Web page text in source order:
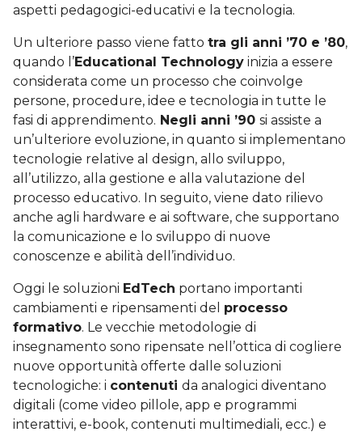
aspetti pedagogici-educativi e la tecnologia.
Un ulteriore passo viene fatto tra gli anni ’70 e ’80,
quando l’Educational Technology inizia a essere
considerata come un processo che coinvolge
persone, procedure, idee e tecnologia in tutte le
fasi di apprendimento. Negli anni ’90 si assiste a
un’ulteriore evoluzione, in quanto si implementano
tecnologie relative al design, allo sviluppo,
all’utilizzo, alla gestione e alla valutazione del
processo educativo. In seguito, viene dato rilievo
anche agli hardware e ai software, che supportano
la comunicazione e lo sviluppo di nuove
conoscenze e abilità dell’individuo.
Oggi le soluzioni EdTech portano importanti
cambiamenti e ripensamenti del processo
formativo. Le vecchie metodologie di
insegnamento sono ripensate nell’ottica di cogliere
nuove opportunità offerte dalle soluzioni
tecnologiche: i contenuti da analogici diventano
digitali (come video pillole, app e programmi
interattivi, e-book, contenuti multimediali, ecc.) e